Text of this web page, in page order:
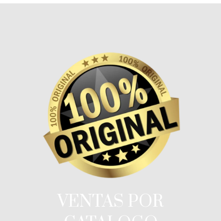
VENTAS POR